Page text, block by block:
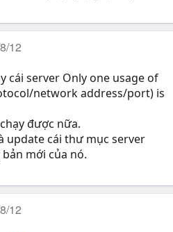
12
cái server Only one usage of
network address/port) is
được nữa.
update cái thư mục server
mới của nó.
12